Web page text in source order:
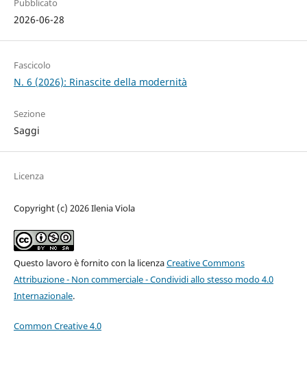
Pubblicato
2026-06-28
Fascicolo
N. 6 (2026): Rinascite della modernità
Sezione
Saggi
Licenza
Copyright (c) 2026 Ilenia Viola
Questo lavoro è fornito con la licenzaCreative Commons
Attribuzione - Non commerciale - Condividi allo stesso modo 4.0
Internazionale.
Common Creative 4.0